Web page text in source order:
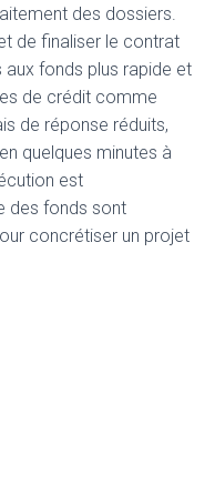
des dossiers.
de finaliser le contrat
aux fonds plus rapide et
de crédit comme
de réponse réduits,
quelques minutes à
est
des fonds sont
concrétiser un projet